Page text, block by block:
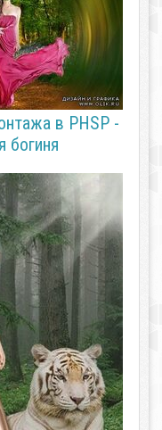
в PHSP -
богиня